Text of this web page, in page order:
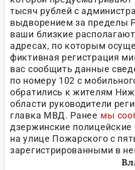
тысяч рублей с
выдворением за пределы
ваши близкие
адресах, по которым
фиктивная регистрация
вас сообщить данные
по номеру 102 с
обратились к жителям
области руководители
главка МВД. Ранее мы
дзержинские
на улице Пожарского с
зарегистрированными в